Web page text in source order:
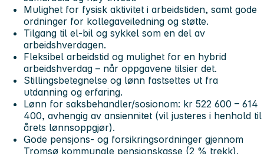
Mulighet for fysisk aktivitet i arbeidstiden, samt gode
ordninger for kollegaveiledning og støtte.
Tilgang til el-bil og sykkel som en del av
arbeidshverdagen.
Fleksibel arbeidstid og mulighet for en hybrid
arbeidshverdag – når oppgavene tilsier det.
Stillingsbetegnelse og lønn fastsettes ut fra
utdanning og erfaring.
Lønn for saksbehandler/sosionom: kr 522 600 – 614
400, avhengig av ansiennitet (vil justeres i henhold til
årets lønnsoppgjør).
Gode pensjons- og forsikringsordninger gjennom
Tromsø kommunale pensjonskasse (2 % trekk).